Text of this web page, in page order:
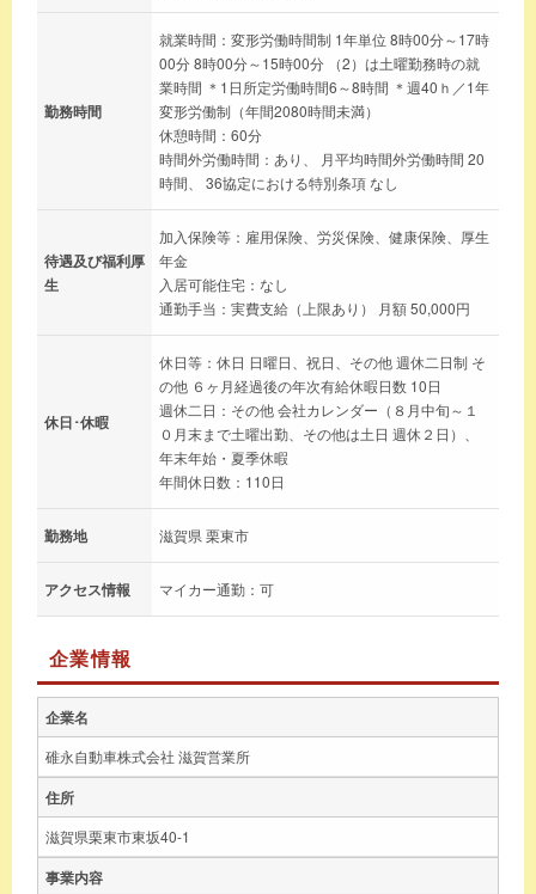
勤務時間
就業時間：変形労働時間制 1年単位 8時00分～17時
00分 8時00分～15時00分 （2）は土曜勤務時の就
業時間 ＊1日所定労働時間6～8時間 ＊週40ｈ／1年
変形労働制（年間2080時間未満）
休憩時間：60分
時間外労働時間：あり、 月平均時間外労働時間 20
時間、 36協定における特別条項 なし
待遇及び福利厚
生
加入保険等：雇用保険、労災保険、健康保険、厚生
年金
入居可能住宅：なし
通勤手当：実費支給（上限あり） 月額 50,000円
休日･休暇
休日等：休日 日曜日、祝日、その他 週休二日制 そ
の他 ６ヶ月経過後の年次有給休暇日数 10日
週休二日：その他 会社カレンダー（８月中旬～１
０月末まで土曜出勤、その他は土日 週休２日）、
年末年始・夏季休暇
年間休日数：110日
勤務地 滋賀県 栗東市
アクセス情報 マイカー通勤：可
企業情報
企業名
碓永自動車株式会社 滋賀営業所
住所
滋賀県栗東市東坂40-1
事業内容